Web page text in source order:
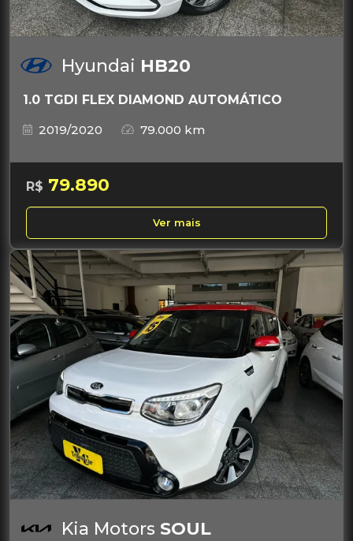
Hyundai HB20
1.0 TGDI FLEX DIAMOND AUTOMÁTICO
2019/2020
79.000 km
R$ 79.890
Ver mais
Kia Motors SOUL